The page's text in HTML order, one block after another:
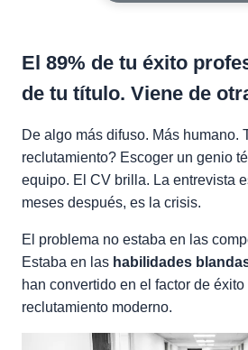
El 89% de tu éxito
de tu título. Viene de
De algo más difuso. Más humano.
reclutamiento? Escoger un genio
equipo. El CV brilla. La entrevista
meses después, es la crisis.
El problema no estaba en las
Estaba en las habilidades
han convertido en el factor de éxito
reclutamiento moderno.